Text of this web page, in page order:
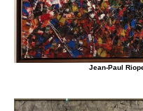
Jean-Paul